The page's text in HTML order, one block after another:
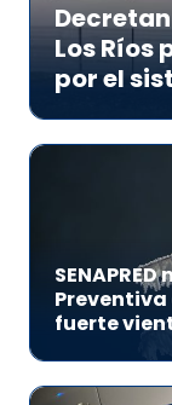
Los Ríos
por el
Preventiva
fuerte